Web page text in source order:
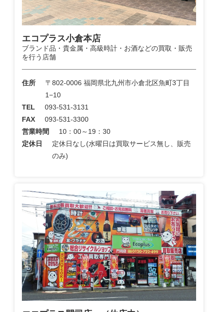
エコプラス小倉本店
ブランド品・貴金属・高級時計・お酒などの買取・販売
を行う店舗
住所
〒802-0006 福岡県北九州市小倉北区魚町3丁目
1−10
TEL
093-531-3131
FAX
093-531-3300
営業時間
10：00～19：30
定休日
定休日なし(水曜日は買取サービス無し、販売
のみ)